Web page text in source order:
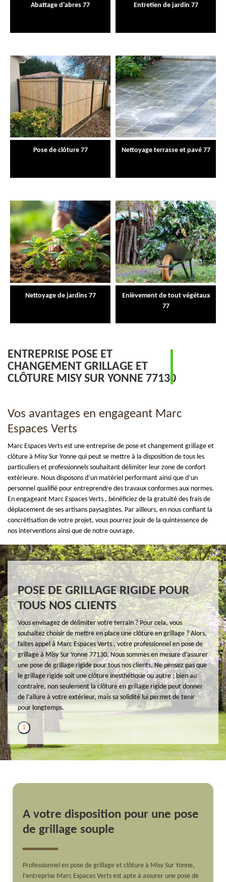
Abattage d'abres 77 Entretien de jardin 77
Pose de clôture 77 Nettoyage terrasse et pavé 77
Nettoyage de jardins 77
Enlèvement de tout végétaux
77
ENTREPRISE POSE ET
CHANGEMENT GRILLAGE ET
CLÔTURE MISY SUR YONNE 77130
Vos avantages en engageant Marc
Espaces Verts
Marc Espaces Verts est une entreprise de pose et changement grillage et
clôture à Misy Sur Yonne qui peut se mettre à la disposition de tous les
particuliers et professionnels souhaitant délimiter leur zone de confort
extérieure. Nous disposons d’un matériel performant ainsi que d’un
personnel qualifié pour entreprendre des travaux conformes aux normes.
En engageant Marc Espaces Verts , bénéficiez de la gratuité des frais de
déplacement de ses artisans paysagistes. Par ailleurs, en nous confiant la
concrétisation de votre projet, vous pourrez jouir de la quintessence de
nos interventions ainsi que de notre ouvrage.
POSE DE GRILLAGE RIGIDE POUR
TOUS NOS CLIENTS
Vous envisagez de délimiter votre terrain ? Pour cela, vous
souhaitez choisir de mettre en place une clôture en grillage ? Alors,
faites appel à Marc Espaces Verts , votre professionnel en pose de
grillage à Misy Sur Yonne 77130. Nous sommes en mesure d’assurer
une pose de grillage rigide pour tous nos clients. Ne pensez pas que
le grillage rigide soit une clôture inesthétique ou autre ; bien au
contraire, non seulement la clôture en grillage rigide peut donner
de l’allure à votre extérieur, mais sa solidité lui permet de tenir
pour longtemps.
1
A votre disposition pour une pose
de grillage souple
Professionnel en pose de grillage et clôture à Misy Sur Yonne,
l’entreprise Marc Espaces Verts est apte à assurer une pose de